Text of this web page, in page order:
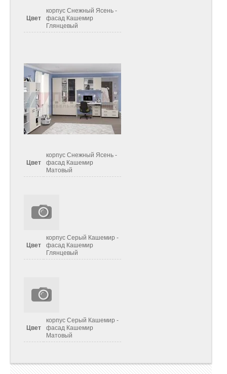
Цвет
корпус Снежный Ясень -
фасад Кашемир
Глянцевый
Цвет
корпус Снежный Ясень -
фасад Кашемир
Матовый
Цвет
корпус Серый Кашемир -
фасад Кашемир
Глянцевый
Цвет
корпус Серый Кашемир -
фасад Кашемир
Матовый